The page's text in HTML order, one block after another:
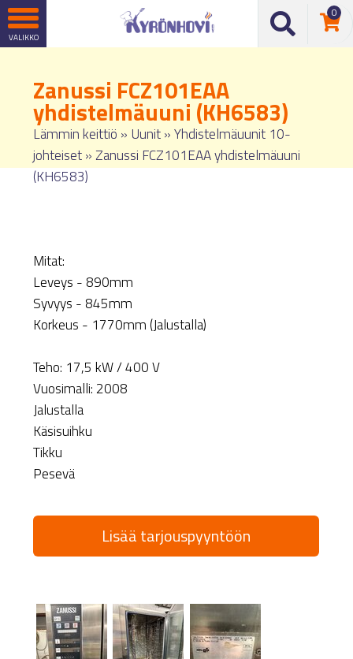
0
Zanussi FCZ101EAA
yhdistelmäuuni (KH6583)
Lämmin keittiö » Uunit»Yhdistelmäuunit 10-
johteiset» Zanussi FCZ101EAA yhdistelmäuuni
(KH6583)
Mitat:
Leveys - 890mm
Syvyys - 845mm
Korkeus - 1770mm (Jalustalla)
Teho: 17,5 kW / 400 V
Vuosimalli: 2008
Jalustalla
Käsisuihku
Tikku
Pesevä
Lisää tarjouspyyntöön